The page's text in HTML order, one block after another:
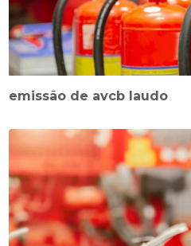
emissão de avcb laudo